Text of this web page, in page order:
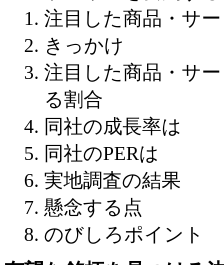
注目した商品・サ
きっかけ
注目した商品・サ
る割合
同社の成長率は
同社のPERは
実地調査の結果
懸念する点
のびしろポイント